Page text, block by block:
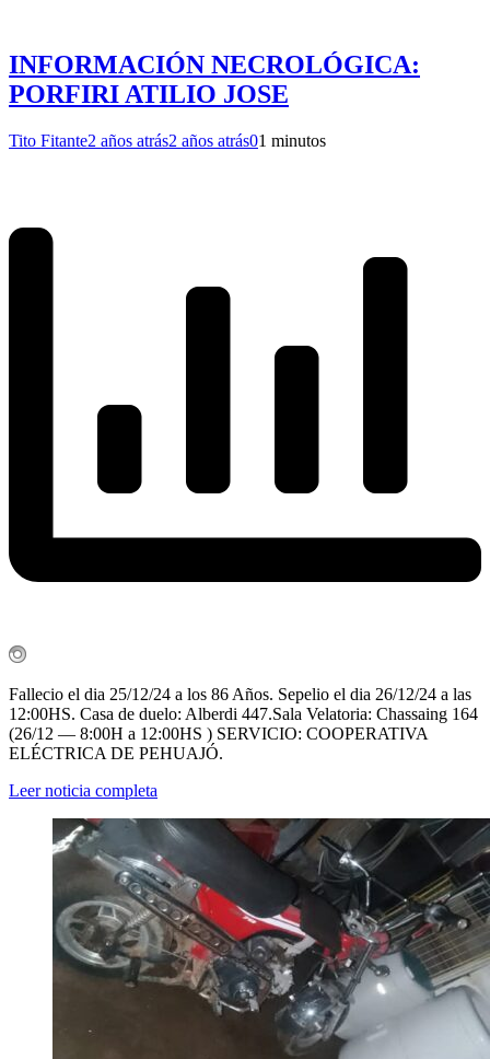
INFORMACIÓN NECROLÓGICA:
PORFIRI ATILIO JOSE
Tito Fitante2 años atrás2 años atrás01 minutos
Fallecio el dia 25/12/24 a los 86 Años. Sepelio el dia 26/12/24 a las
12:00HS. Casa de duelo: Alberdi 447.Sala Velatoria: Chassaing 164
(26/12 — 8:00H a 12:00HS ) SERVICIO: COOPERATIVA
ELÉCTRICA DE PEHUAJÓ.
Leer noticia completa